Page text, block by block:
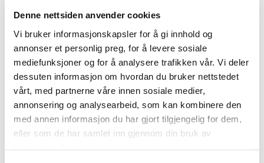
Denne nettsiden anvender cookies
Vi bruker informasjonskapsler for å gi innhold og
annonser et personlig preg, for å levere sosiale
mediefunksjoner og for å analysere trafikken vår. Vi deler
dessuten informasjon om hvordan du bruker nettstedet
vårt, med partnerne våre innen sosiale medier,
annonsering og analysearbeid, som kan kombinere den
med annen informasjon du har gjort tilgjengelig for dem,
eller som de har samlet inn gjennom din bruk av
nye viktige verktøy som skal bidra til at medlemmene får en
Stortingets vedtak knyttet til grunneierfinansiert
infrastrukturbidrag, som jo var et lovforslag fra Norsk
Eiendom, ogden ferske tingretts-dommen i rettssaken
rekkefølgekrav, der retten slo fast at rekkefølgekravene
knyttet til Nye Majorstua stasjon er ulovlige.